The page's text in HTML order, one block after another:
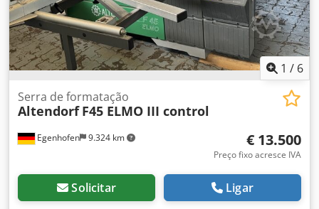
máquina: 4000mm Largura da máquina: 2200mm Peso:
1200 kg
1 / 6
Egenhofen 9.324 km
Serra de formatação
Altendorf F45 ELMO III control
€ 13.500
Preço fixo acresce IVA
Solicitar Ligar